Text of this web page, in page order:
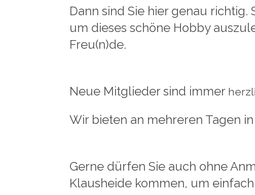
Dann sind Sie hier genau
um dieses schöne Hobby
Freu(n)de.
Neue Mitglieder sind immer
Wir bieten an mehreren Tagen
Gerne dürfen Sie auch ohne
Klausheide kommen, um